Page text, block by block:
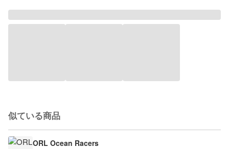
似ている商品
ORL Ocean Racers